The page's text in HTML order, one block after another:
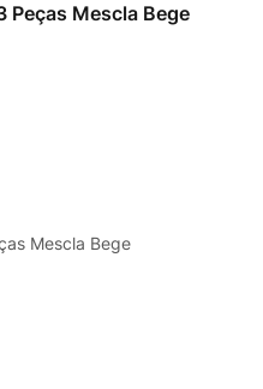
Peças Mescla Bege
Mescla Bege